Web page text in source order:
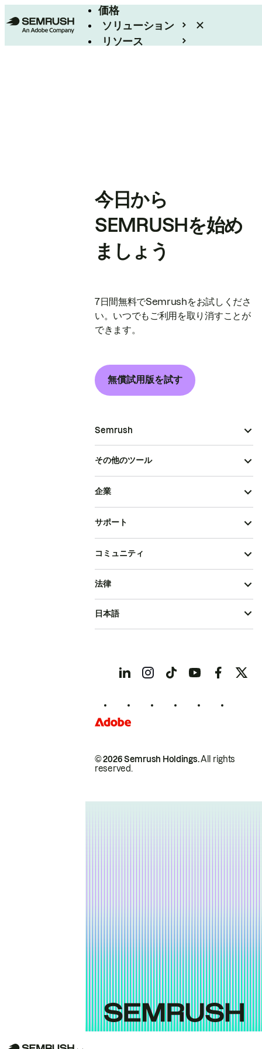
価格
ソリューション
リソース
今日から
SEMRUSHを始め
ましょう
7日間無料でSemrushをお試しくださ
い。いつでもご利用を取り消すことが
できます。
無償試用版を試す
Semrush
その他のツール
企業
サポート
コミュニティ
© 2026 Semrush Holdings.All rights
reserved.
法律
日本語